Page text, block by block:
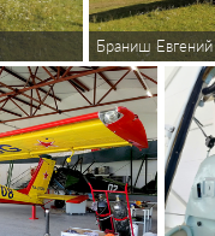
Браниш Евгений